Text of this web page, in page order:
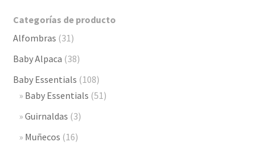
Categorías de producto
Alfombras (31)
Baby Alpaca (38)
Baby Essentials (108)
Baby Essentials (51)
Guirnaldas (3)
Muñecos (16)